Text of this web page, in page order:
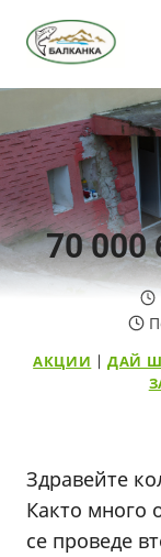
70 000
АКЦИИ |ДАЙ
Здравейте
Както много
се проведе